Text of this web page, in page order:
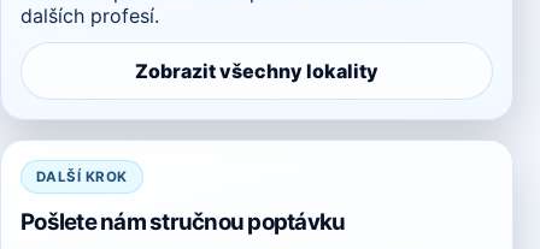
dalších profesí.
Zobrazit všechny lokality
DALŠÍ KROK
Pošlete nám stručnou poptávku